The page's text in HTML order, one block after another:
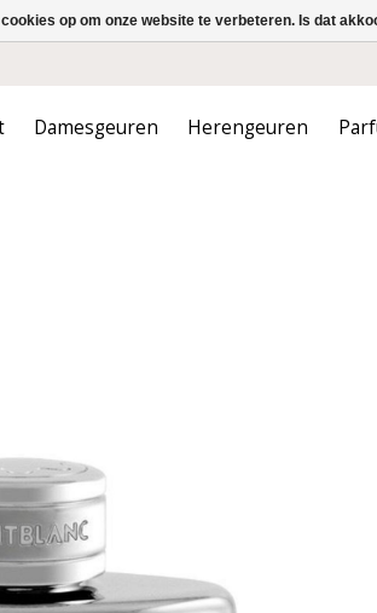
Damesgeuren Herengeuren
op om onze website te verbeteren. Is dat